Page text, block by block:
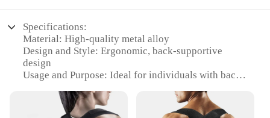
Specifications:
Material: High-quality metal alloy
Design and Style: Ergonomic, back-supportive
design
Usage and Purpose: Ideal for individuals with back
Typical Adaptive Scenario: Office, home, or
outdoor settings